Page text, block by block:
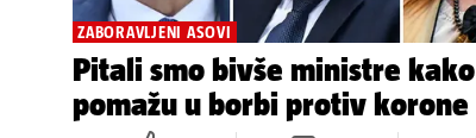
19